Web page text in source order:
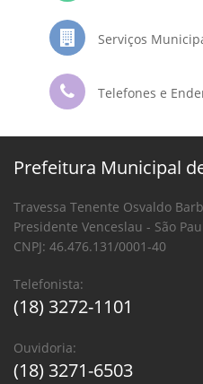
Serviços
Telefones e
Prefeitura Municipal
Travessa Tenente Osvaldo
Presidente Venceslau - São
CNPJ: 46.476.131/0001-40
Telefonista:
(18) 3272-1101
Ouvidoria:
(18) 3271-6503